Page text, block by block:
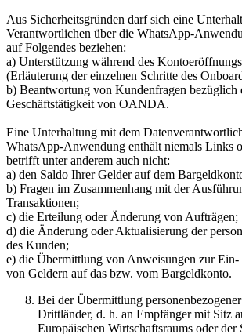
Aus Sicherheitsgründen darf sich eine
Verantwortlichen über die WhatsApp-
auf Folgendes beziehen:
a) Unterstützung während des
(Erläuterung der einzelnen Schritte des
b) Beantwortung von Kundenfragen bezüglich
Geschäftstätigkeit von OANDA.
Eine Unterhaltung mit dem
WhatsApp-Anwendung enthält niemals Links
betrifft unter anderem auch nicht:
a) den Saldo Ihrer Gelder auf dem
b) Fragen im Zusammenhang mit der
Transaktionen;
c) die Erteilung oder Änderung von Aufträgen;
d) die Änderung oder Aktualisierung der
des Kunden;
e) die Übermittlung von Anweisungen zur Ein-
von Geldern auf das bzw. vom Bargeldkonto.
Bei der Übermittlung
Drittländer, d. h. an Empfänger mit Sitz
Europäischen Wirtschaftsraums oder